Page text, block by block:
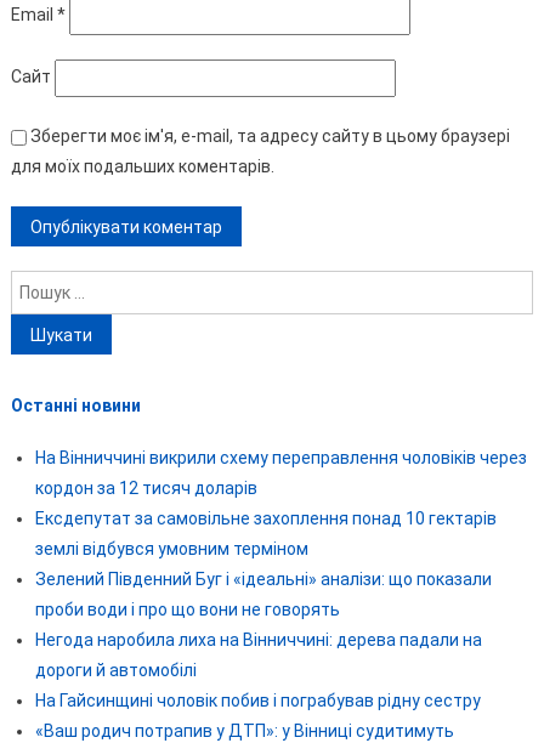
Email *
Сайт
Зберегти моє ім'я, e-mail, та адресу сайту в цьому браузері
для моїх подальших коментарів.
Пошук:
Останні новини
На Вінниччині викрили схему переправлення чоловіків через
кордон за 12 тисяч доларів
Ексдепутат за самовільне захоплення понад 10 гектарів
землі відбувся умовним терміном
Зелений Південний Буг і «ідеальні» аналізи: що показали
проби води і про що вони не говорять
Негода наробила лиха на Вінниччині: дерева падали на
дороги й автомобілі
На Гайсинщині чоловік побив і пограбував рідну сестру
«Ваш родич потрапив у ДТП»: у Вінниці судитимуть